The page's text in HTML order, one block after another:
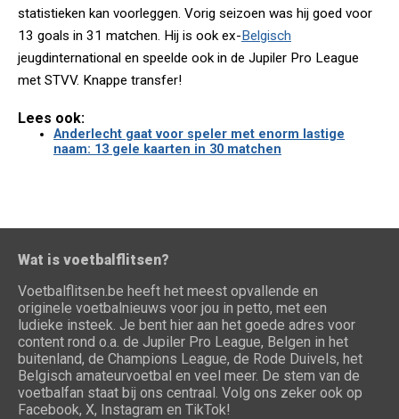
statistieken kan voorleggen. Vorig seizoen was hij goed voor
13 goals in 31 matchen. Hij is ook ex-Belgisch
jeugdinternational en speelde ook in de Jupiler Pro League
met STVV. Knappe transfer!
Lees ook:
Anderlecht gaat voor speler met enorm lastige
naam: 13 gele kaarten in 30 matchen
Wat is voetbalflitsen?
Voetbalflitsen.be heeft het meest opvallende en
originele voetbalnieuws voor jou in petto, met een
ludieke insteek. Je bent hier aan het goede adres voor
content rond o.a. de Jupiler Pro League, Belgen in het
buitenland, de Champions League, de Rode Duivels, het
Belgisch amateurvoetbal en veel meer. De stem van de
voetbalfan staat bij ons centraal. Volg ons zeker ook op
Facebook, X, Instagram en TikTok!